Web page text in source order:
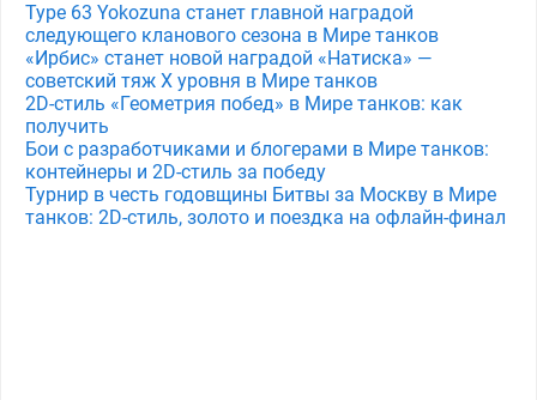
Type 63 Yokozuna станет главной наградой
следующего кланового сезона в Мире танков
«Ирбис» станет новой наградой «Натиска» —
советский тяж X уровня в Мире танков
2D-стиль «Геометрия побед» в Мире танков: как
получить
Бои с разработчиками и блогерами в Мире танков:
контейнеры и 2D-стиль за победу
Турнир в честь годовщины Битвы за Москву в Мире
танков: 2D-стиль, золото и поездка на офлайн-финал